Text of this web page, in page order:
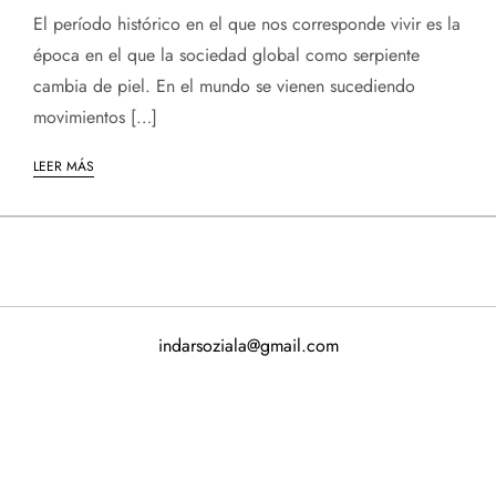
El período histórico en el que nos corresponde vivir es la
época en el que la sociedad global como serpiente
cambia de piel. En el mundo se vienen sucediendo
movimientos […]
LEER MÁS
indarsoziala@gmail.com